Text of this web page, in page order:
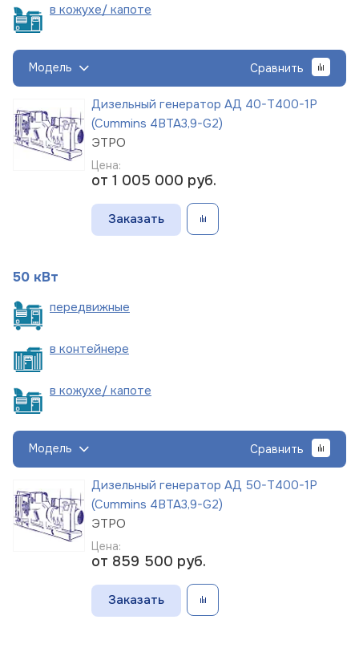
в кожухе/ капоте
Модель Сравнить
Дизельный генератор АД 40-Т400-1Р
(Cummins 4BTA3,9-G2)
ЭТРО
Цена:
от 1 005 000 руб.
Заказать
50 кВт
передвижные
в контейнере
в кожухе/ капоте
Модель Сравнить
Дизельный генератор АД 50-Т400-1Р
(Cummins 4BTA3,9-G2)
ЭТРО
Цена:
от 859 500 руб.
Заказать